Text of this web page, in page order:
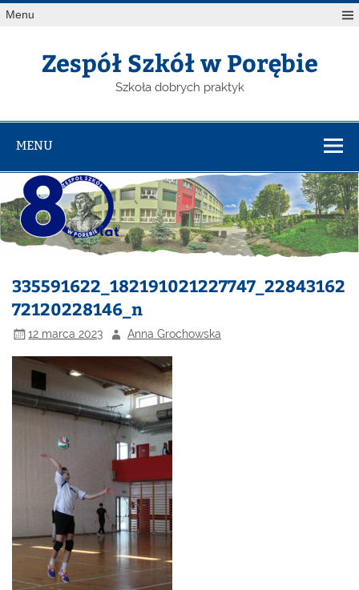
Menu
Zespół Szkół w Porębie
Szkoła dobrych praktyk
MENU
335591622_182191021227747_22843162
72120228146_n
12 marca 2023 Anna Grochowska